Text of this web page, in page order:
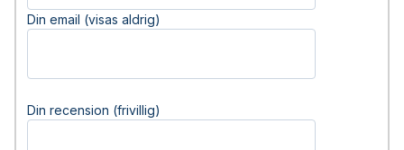
Din email (visas aldrig)
Din recension (frivillig)